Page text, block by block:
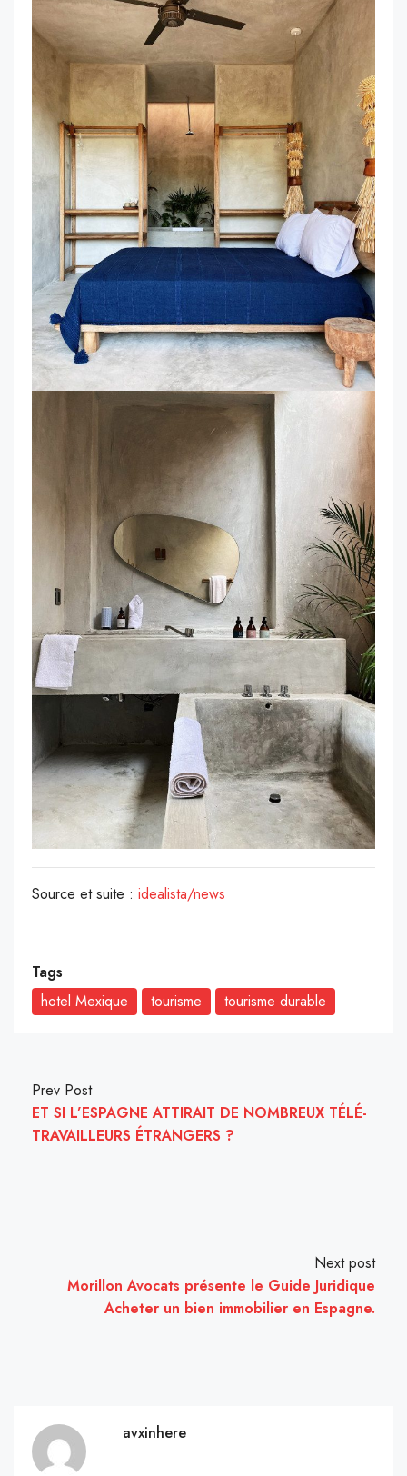
Source et suite : idealista/news
Tags
hotel Mexique
tourisme tourisme durable
Prev Post
ET SI L’ESPAGNE ATTIRAIT DE NOMBREUX TÉLÉ-
TRAVAILLEURS ÉTRANGERS ?
Next post
Morillon Avocats présente le Guide Juridique
Acheter un bien immobilier en Espagne.
avxinhere